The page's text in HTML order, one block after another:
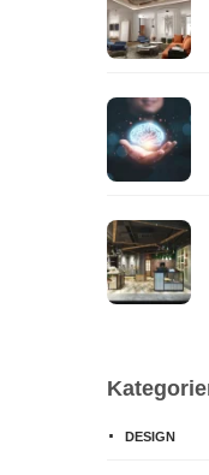
DESIGN